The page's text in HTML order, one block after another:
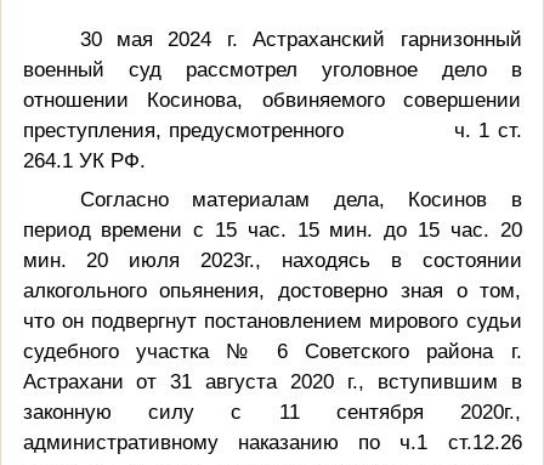
30 мая 2024 г. Астраханский гарнизонный
военный суд рассмотрел уголовное дело в
отношении Косинова, обвиняемого совершении
преступления, предусмотренного ч. 1 ст.
264.1 УК РФ.
Согласно материалам дела, Косинов в
период времени с 15 час. 15 мин. до 15 час. 20
мин. 20 июля 2023г., находясь в состоянии
алкогольного опьянения, достоверно зная о том,
что он подвергнут постановлением мирового судьи
судебного участка № 6 Советского района г.
Астрахани от 31 августа 2020 г., вступившим в
законную силу с 11 сентября 2020г.,
административному наказанию по ч.1 ст.12.26